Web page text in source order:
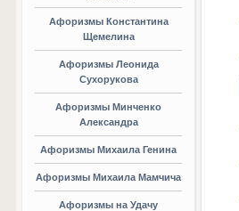
Афоризмы Константина
Щемелина
Афоризмы Леонида
Сухорукова
Афоризмы Минченко
Александра
Афоризмы Михаила Генина
Афоризмы Михаила Мамчича
Афоризмы на Удачу